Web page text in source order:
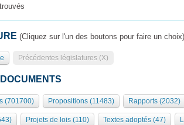
et autres organes
de l'Assemblée
de l'Assemblée
Conférence des Présidents Bureau Collège des
du palais Bourbon
séance
(Cliquez sur l'un des boutons pour faire un choix)
Précédentes législatures (X)
(701700) Propositions (11483) Rapports (2032)
Projets de lois (110) Textes adoptés (47)